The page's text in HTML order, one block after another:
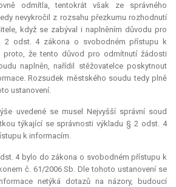
odmítla, tentokrát však ze správného
nevykročil z rozsahu přezkumu rozhodnutí
když se zabýval i naplněním důvodu pro
2 odst. 4 zákona o svobodném přístupu k
proto, že tento důvod pro odmítnutí žádosti
naplněn, nařídil stěžovatelce poskytnout
Rozsudek městského soudu tedy plně
ustanovení.
uvedené se musel Nejvyšší správní soud
týkající se správnosti výkladu § 2 odst. 4
k informacím.
4 bylo do zákona o svobodném přístupu k
č. 61/2006 Sb. Dle tohoto ustanovení se
netýká dotazů na názory, budoucí